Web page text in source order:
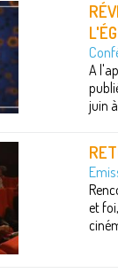
A
juin
et